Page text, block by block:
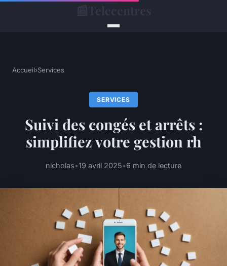
Accueil›Services
SERVICES
Suivi des congés et arrêts :
simplifiez votre gestion rh
nicholas•19 avril 2025•6 min de lecture